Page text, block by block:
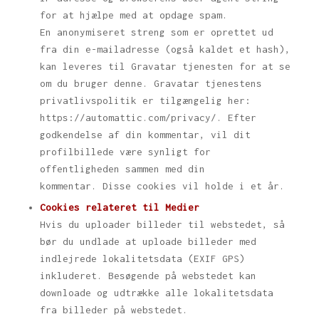
for at hjælpe med at opdage spam.
En anonymiseret streng som er oprettet ud
fra din e-mailadresse (også kaldet et hash),
kan leveres til Gravatar tjenesten for at se
om du bruger denne. Gravatar tjenestens
privatlivspolitik er tilgængelig her:
https://automattic.com/privacy/. Efter
godkendelse af din kommentar, vil dit
profilbillede være synligt for
offentligheden sammen med din
kommentar. Disse cookies vil holde i et år.
Cookies relateret til Medier
Hvis du uploader billeder til webstedet, så
bør du undlade at uploade billeder med
indlejrede lokalitetsdata (EXIF GPS)
inkluderet. Besøgende på webstedet kan
downloade og udtrække alle lokalitetsdata
fra billeder på webstedet.